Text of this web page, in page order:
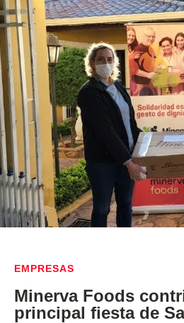
EMPRESAS
Minerva Foods
principal fiesta de